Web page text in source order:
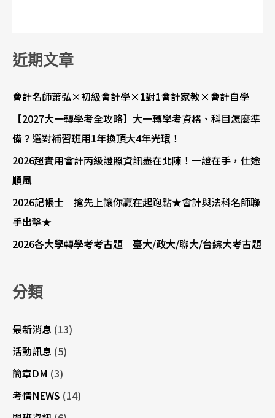
近期文章
會計名師蕭弘×初級會計學×1對1會計家教×會計自學
【2027大一轉學考全攻略】大一轉學考資格、科目怎麼準
備？選對補習班用1年換頂大4年光環！
2026超實用會計丙級證照資訊盡在北陳！一證在手，仕途
順風
2026記帳士｜搶先上讓你贏在起跑點★會計與法科名師聯
手出擊★
2026各大學轉學考考古題｜臺大/政大/聯大/台綜大考古題
分類
最新消息 (13)
活動訊息 (5)
簡章DM (3)
考情NEWS (14)